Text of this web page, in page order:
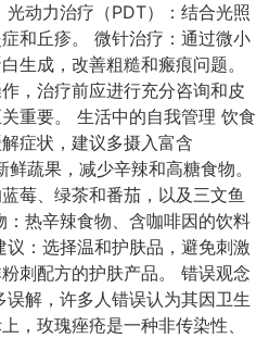
动力治疗（PDT）：结合光照
和丘疹。 微针治疗：通过微小
生成，改善粗糙和瘢痕问题。
，治疗前应进行充分咨询和皮
重要。 生活中的自我管理 饮食
症状，建议多摄入富含
蔬果，减少辛辣和高糖食物。
莓、绿茶和番茄，以及三文鱼
热辛辣食物、含咖啡因的饮料
：选择温和护肤品，避免刺激
刺配方的护肤产品。 错误观念
解，许多人错误认为其因卫生
，玫瑰痤疮是一种非传染性、